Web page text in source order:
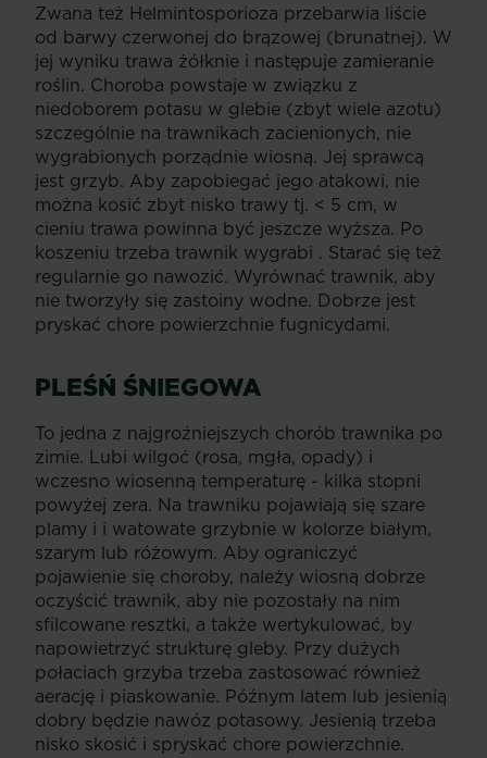
Zwana też Helmintosporioza przebarwia liście
od barwy czerwonej do brązowej (brunatnej). W
jej wyniku trawa żółknie i następuje zamieranie
roślin. Choroba powstaje w związku z
niedoborem potasu w glebie (zbyt wiele azotu)
szczególnie na trawnikach zacienionych, nie
wygrabionych porządnie wiosną. Jej sprawcą
jest grzyb. Aby zapobiegać jego atakowi, nie
można kosić zbyt nisko trawy tj. < 5 cm, w
cieniu trawa powinna być jeszcze wyższa. Po
koszeniu trzeba trawnik wygrabi . Starać się też
regularnie go nawozić. Wyrównać trawnik, aby
nie tworzyły się zastoiny wodne. Dobrze jest
pryskać chore powierzchnie fugnicydami.
PLEŚŃ ŚNIEGOWA
To jedna z najgroźniejszych chorób trawnika po
zimie. Lubi wilgoć (rosa, mgła, opady) i
wczesno wiosenną temperaturę - kilka stopni
powyżej zera. Na trawniku pojawiają się szare
plamy i i watowate grzybnie w kolorze białym,
szarym lub różowym. Aby ograniczyć
pojawienie się choroby, należy wiosną dobrze
oczyścić trawnik, aby nie pozostały na nim
sfilcowane resztki, a także wertykulować, by
napowietrzyć strukturę gleby. Przy dużych
połaciach grzyba trzeba zastosować również
aerację i piaskowanie. Późnym latem lub jesienią
dobry będzie nawóz potasowy. Jesienią trzeba
nisko skosić i spryskać chore powierzchnie.